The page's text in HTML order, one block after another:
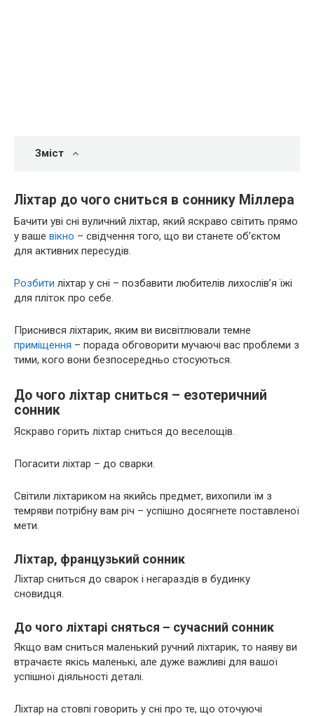
Зміст
Ліхтар до чого сниться в соннику Міллера
Бачити уві сні вуличний ліхтар, який яскраво світить прямо
у ваше вікно – свідчення того, що ви станете об’єктом
для активних пересудів.
Розбити ліхтар у сні – позбавити любителів лихослів’я їжі
для пліток про себе.
Приснився ліхтарик, яким ви висвітлювали темне
приміщення – порада обговорити мучаючі вас проблеми з
тими, кого вони безпосередньо стосуються.
До чого ліхтар сниться – езотеричний
сонник
Яскраво горить ліхтар сниться до веселощів.
Погасити ліхтар – до сварки.
Світили ліхтариком на якийсь предмет, вихопили їм з
темряви потрібну вам річ – успішно досягнете поставленої
мети.
Ліхтар, французький сонник
Ліхтар сниться до сварок і негараздів в будинку
сновидця.
До чого ліхтарі сняться – сучасний сонник
Якщо вам сниться маленький ручний ліхтарик, то наяву ви
втрачаєте якісь маленькі, але дуже важливі для вашої
успішної діяльності деталі.
Ліхтар на стовпі говорить у сні про те, що оточуючі